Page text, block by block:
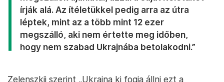
írják alá. Az ítéletükkel pedig arra az útra
léptek, mint az a több mint 12 ezer
megszálló, aki nem értette meg időben,
hogy nem szabad Ukrajnába betolakodni.”
Zelenszkij szerint „Ukrajna ki fogja állni ezt a